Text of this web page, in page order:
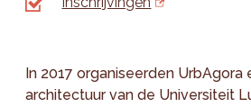
In 2017 organiseerden UrbAgora
architectuur van de Universiteit